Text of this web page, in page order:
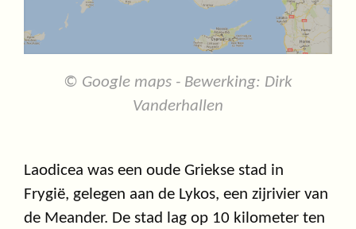
© Google maps - Bewerking: Dirk
Vanderhallen
Laodicea was een oude Griekse stad in
Frygië, gelegen aan de Lykos, een zijrivier van
de Meander. De stad lag op 10 kilometer ten